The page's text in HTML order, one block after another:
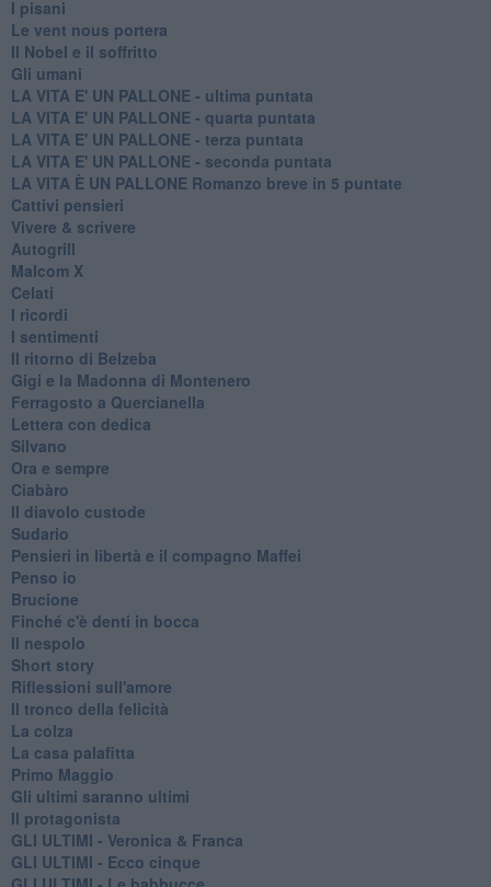
I pisani
Le vent nous portera
Il Nobel e il soffritto
Gli umani
LA VITA E' UN PALLONE - ultima puntata
LA VITA E' UN PALLONE - quarta puntata
LA VITA E' UN PALLONE - terza puntata
LA VITA E' UN PALLONE - seconda puntata
LA VITA È UN PALLONE Romanzo breve in 5 puntate
Cattivi pensieri
Vivere & scrivere
Autogrill
Malcom X
Celati
I ricordi
I sentimenti
Il ritorno di Belzeba
Gigi e la Madonna di Montenero
Ferragosto a Quercianella
Lettera con dedica
Silvano
Ora e sempre
Ciabàro
Il diavolo custode
Sudario
Pensieri in libertà e il compagno Maffei
Penso io
Brucione
Finché c'è denti in bocca
Il nespolo
Short story
Riflessioni sull'amore
Il tronco della felicità
La colza
La casa palafitta
Primo Maggio
Gli ultimi saranno ultimi
Il protagonista
GLI ULTIMI - Veronica & Franca
GLI ULTIMI - Ecco cinque